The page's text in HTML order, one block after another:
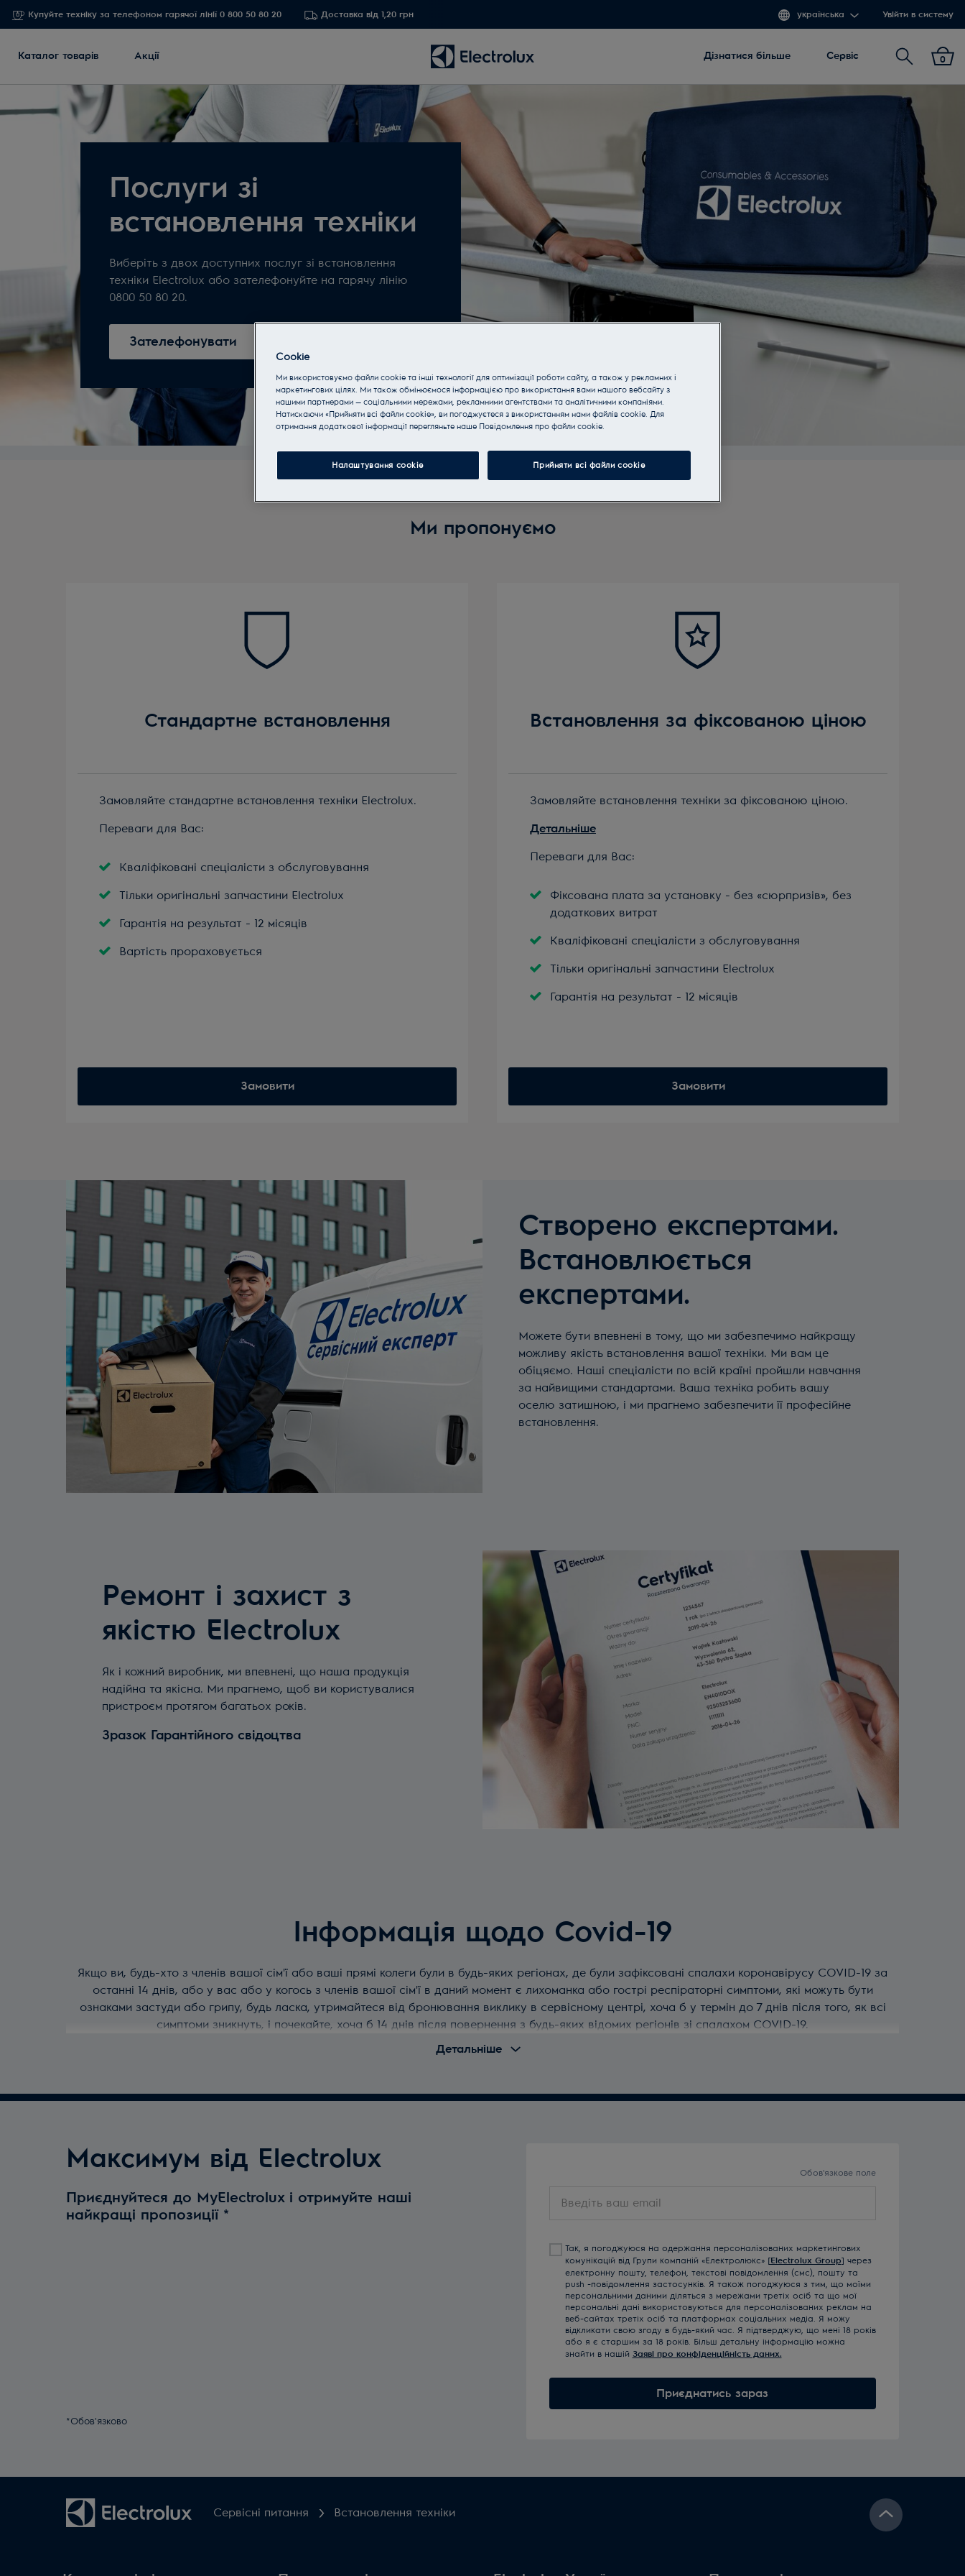
Купуйте техніку за телефоном гарячої лінії 0 800 50 80 20 Доставка від 1,20 грн українська Увійти в систему
Каталог товарів Акції Дізнатися більше Сервіс Пошук
0
Послуги зі
встановлення техніки
Виберіть з двох доступних послуг зі встановлення
техніки Electrolux або зателефонуйте на гарячу лінію
0800 50 80 20.
Зателефонувати
Ми пропонуємо
Стандартне встановлення
Замовляйте стандартне встановлення техніки Electrolux.
Переваги для Вас:
Кваліфіковані спеціалісти з обслуговування
Тільки оригінальні запчастини Electrolux
Гарантія на результат - 12 місяців
Вартість прораховується
Замовити
Встановлення за фіксованою ціною
Замовляйте встановлення техніки за фіксованою ціною.
Детальніше
Переваги для Вас:
Фіксована плата за установку - без «сюрпризів», без
додаткових витрат
Кваліфіковані спеціалісти з обслуговування
Тільки оригінальні запчастини Electrolux
Гарантія на результат - 12 місяців
Замовити
Створено експертами.
Встановлюється
експертами.
Можете бути впевнені в тому, що ми забезпечимо найкращу
можливу якість встановлення вашої техніки. Ми вам це
обіцяємо. Наші спеціалісти по всій країні пройшли навчання
за найвищими стандартами. Ваша техніка робить вашу
оселю затишною, і ми прагнемо забезпечити її професійне
встановлення.
Ремонт і захист з
якістю Electrolux
Як і кожний виробник, ми впевнені, що наша продукція
надійна та якісна. Ми прагнемо, щоб ви користувалися
пристроєм протягом багатьох років.
Зразок Гарантійного свідоцтва
Інформація щодо Covid-19
Якщо ви, будь-хто з членів вашої сім'ї або ваші прямі колеги були в будь-яких регіонах, де були зафіксовані спалахи коронавірусу COVID-19 за
останні 14 днів, або у вас або у когось з членів вашої сім'ї в даний момент є лихоманка або гострі респіраторні симптоми, які можуть бути
ознаками застуди або грипу, будь ласка, утримайтеся від бронювання виклику в сервісному центрі, хоча б у термін до 7 днів після того, як всі
симптоми зникнуть, і почекайте, хоча б 14 днів після повернення з будь-яких відомих регіонів зі спалахом COVID-19.
Якщо ви вже замовили виклик у сервісний центр, будь ласка, забронюйте повторно вже запланований виклик по телефону гарячої лінії
Детальніше
Максимум від Electrolux
Приєднуйтеся до MyElectrolux і отримуйте наші
найкращі пропозиції *
*Обов'язково
Обов'язкове поле
Так, я погоджуюся на одержання персоналізованих маркетингових
комунікацій від Групи компаній «Електролюкс» [Electrolux Group] через
електронну пошту, телефон, текстові повідомлення (смс), пошту та
push -повідомлення застосунків. Я також погоджуюся з тим, що моїми
персональними даними діляться з мережами третіх осіб та що мої
персональні дані використовуються для персоналізованих реклам на
веб-сайтах третіх осіб та платформах соціальних медіа. Я можу
відкликати свою згоду в будь-який час. Я підтверджую, що мені 18 років
або я є старшим за 18 років. Більш детальну інформацію можна
знайти в нашій Заяві про конфіденційність даних.
Приєднатись зараз
Сервісні питання Встановлення техніки
Cookie
Ми використовуємо файли cookie та інші технології для оптимізації роботи сайту, а також у рекламних і
маркетингових цілях. Ми також обмінюємося інформацією про використання вами нашого вебсайту з
нашими партнерами — соціальними мережами, рекламними агентствами та аналітичними компаніями.
Натискаючи «Прийняти всі файли cookie», ви погоджуєтеся з використанням нами файлів cookie. Для
отримання додаткової інформації перегляньте наше Пoвідомлення прo файли cookie.
Налаштування cookie Прийняти всі файли сookie